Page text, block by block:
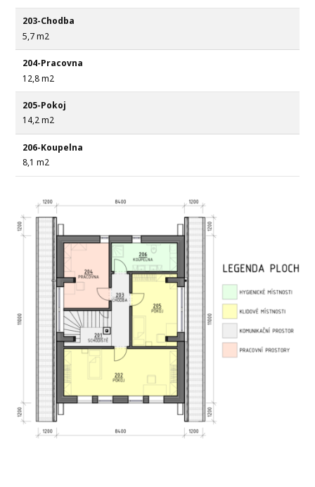
203-Chodba
5,7 m2
204-Pracovna
12,8 m2
205-Pokoj
14,2 m2
206-Koupelna
8,1 m2